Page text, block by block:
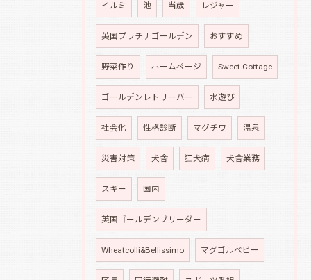
イルミ 池 当歳 レジャー
英国プラチナゴールデン おすすめ
野菜作り ホームページ Sweet Cottage
ゴールデンレトリーバー 水遊び
社会化 性格診断 マグチワ 温泉
災害対策 犬舎 狂犬病 犬舎業務
スキー 国内
英国ゴールデンブリーダー
Wheatcolli&Bellissimo マグゴルベビー